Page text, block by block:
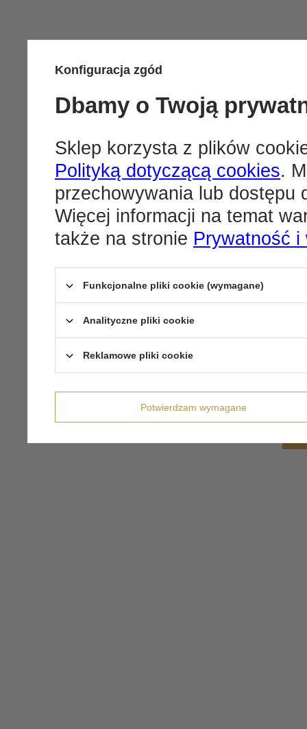
Konfiguracja zgód
Dbamy o Twoją
Sklep korzysta z plików
Polityką dotyczącą cookies.
przechowywania lub dostępu
Więcej informacji na temat
także na stronie Prywatność i
Funkcjonalne pliki cookie (wymagane)
Analityczne pliki cookie
Reklamowe pliki cookie
Potwierdzam wymagane